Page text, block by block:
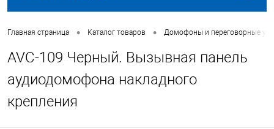
Главная страница • Каталог товаров • Домофоны и переговорные
AVC-109 Черный. Вызывная панель
аудиодомофона накладного
крепления